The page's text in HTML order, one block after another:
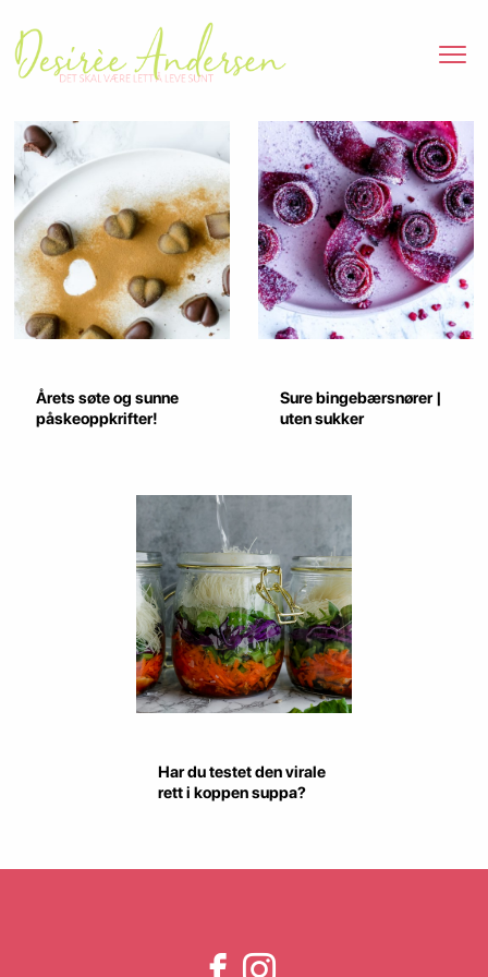
Årets søte og sunne
påskeoppkrifter!
Sure bingebærsnører |
uten sukker
Har du testet den virale
rett i koppen suppa?